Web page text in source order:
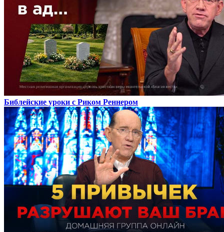
Библейские уроки с Риком Реннером